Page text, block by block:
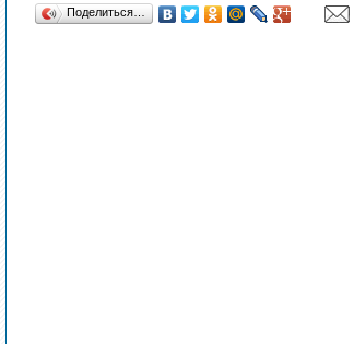
Поделиться…